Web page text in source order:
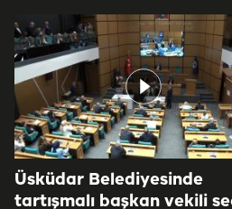
Üsküdar Belediyesinde
tartışmalı başkan vekili